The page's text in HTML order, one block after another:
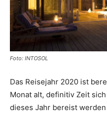
Foto: INTOSOL
Das Reisejahr 2020 ist
Monat alt, definitiv Zeit
dieses Jahr bereist